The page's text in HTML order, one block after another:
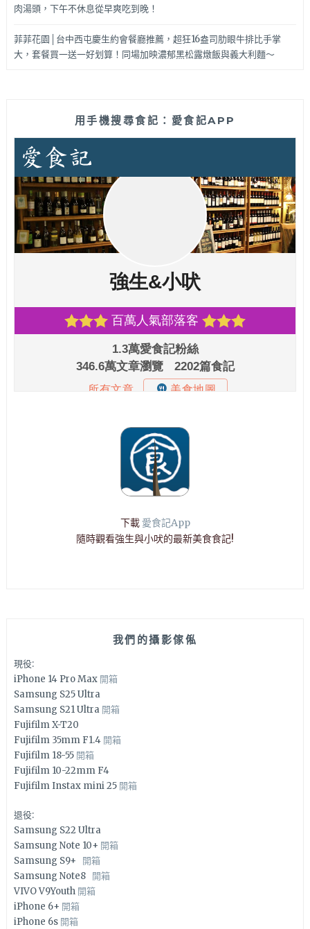
肉湯頭，下午不休息從早爽吃到晚！
菲菲花園│台中西屯慶生約會餐廳推薦，超狂16盎司肋眼牛排比手掌
大，套餐買一送一好划算！同場加映濃郁黑松露燉飯與義大利麵～
用手機搜尋食記：愛食記APP
下載 愛食記App
隨時觀看強生與小吠的最新美食食記!
我們的攝影傢俬
現役:
iPhone 14 Pro Max 開箱
Samsung S25 Ultra
Samsung S21 Ultra 開箱
Fujifilm X-T20
Fujifilm 35mm F1.4 開箱
Fujifilm 18-55 開箱
Fujifilm 10-22mm F4
Fujifilm Instax mini 25 開箱
退役:
Samsung S22 Ultra
Samsung Note 10+ 開箱
Samsung S9+ 開箱
Samsung Note8 開箱
VIVO V9Youth 開箱
iPhone 6+ 開箱
iPhone 6s 開箱